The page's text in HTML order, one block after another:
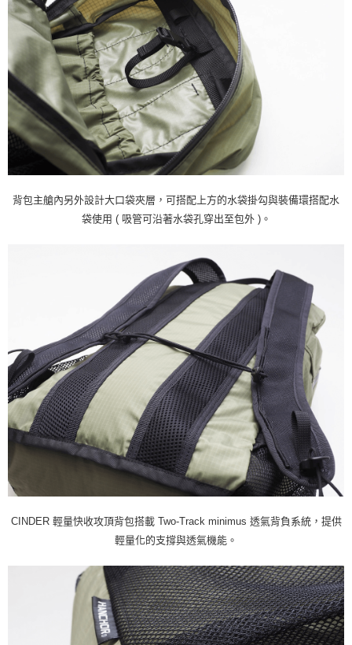
背包主艙內另外設計大口袋夾層，可搭配上方的水袋掛勾與裝備環搭配水
袋使用 ( 吸管可沿著水袋孔穿出至包外 )。
CINDER 輕量快收攻頂背包搭載 Two-Track minimus 透氣背負系統，提供
輕量化的支撐與透氣機能。